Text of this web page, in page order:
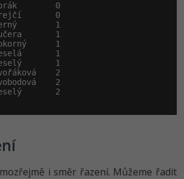
0
0
1
1
1
1
1
2
2
2
i směr řazení. Můžeme řadit